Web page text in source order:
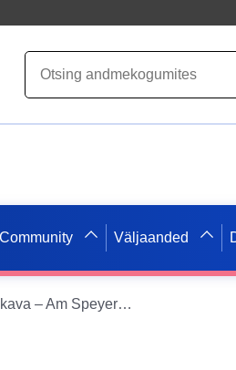
Community Väljaanded
Hördt – osalise arengukava I muutmise ja laiendamise kava – Am Speyerer Weg/Wolfsäcker – I muutmise ja laiendamise kava I muutmise ja laiendamise kava II täiendamise kava – Am Speyerer Weg/In den Wolfsäckern –